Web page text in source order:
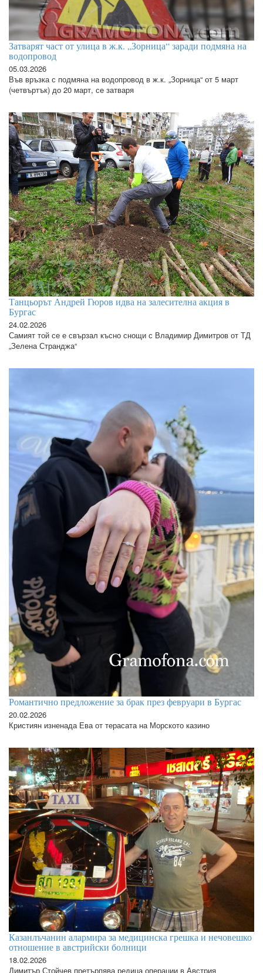
Затварят част от улица в ж.к. „Зорница“ заради подмяна на
водопровод
05.03.2026
Във връзка с подмяна на водопровод в ж.к. „Зорница“ от 5 март
(четвъртък) до 20 март, се затваря
Танцьорът Андрей Гюров идва на залесителна акция в
Бургас
24.02.2026
Самият той се е свързал късно снощи с Владимир Димитров от ТД
„Зелена Странджа“
Романтично предложение за брак през февруари в Бургас
20.02.2026
Кристиян изненада Ева от терасата на Морското казино
Казанлъчанин алармира за медицинска грешка и нечовешко
отношение в австрийски болници
18.02.2026
Димитър Стойчев претърпява редица операции в Австрия